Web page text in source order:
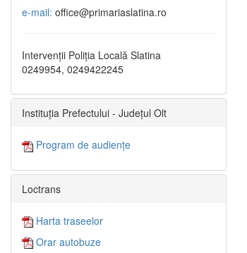
e-mail: office@primariaslatina.ro
Intervenții Poliția Locală Slatina
0249954, 0249422245
Instituția Prefectului - Județul Olt
Program de audiențe
Loctrans
Harta traseelor
Orar autobuze